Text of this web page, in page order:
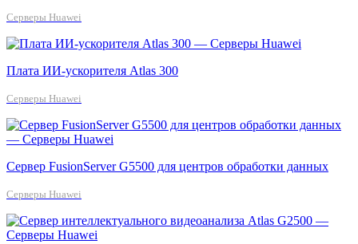
Серверы Huawei
Плата ИИ-ускорителя Atlas 300
Серверы Huawei
Сервер FusionServer G5500 для центров обработки данных
Серверы Huawei